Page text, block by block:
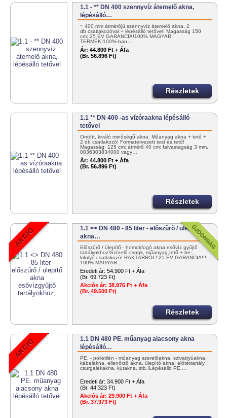
1.1 - ** DN 400 szennyvíz átemelő akna,
lépésálló…
~ 400 mm átmérőjű szennyvíz átemelő akna, 2
db csatlakozóval + lépésálló tetővel! Magasság 150
cm; 25 ÉV GARANCIA!100% MAGYAR
TERMÉK!100%-ban…
Ár: 44.800 Ft + Áfa
(Br. 56.896 Ft)
Részletek
1.1 ** DN 400 -as vízóraakna lépésálló
tetővel
Öntött, kiváló minőségű akna. Műanyag akna + tető +
2 db csatlakozó! Formatervezett test és tető!
Magasság: 125 cm; átmérő 40 cm; falvastagság 3 mm.
0036303834000 vagy…
Ár: 44.800 Ft + Áfa
(Br. 56.896 Ft)
Részletek
1.1 <> DN 480 - 85 liter - előszűrő / ülepítő
akna…
Előszűrő / ülepítő - homokfogó akna esővíz gyűjtő
tartályokhoz!Színelő csonk, műanyag tető + be-,
kifolyó csatlakozó! RAKTÁRRÓL! 25 ÉV GARANCIA!!!
100% MAGYAR…
Eredeti ár: 54.900 Ft + Áfa
(Br. 69.723 Ft)
Akciós ár: 38.976 Ft + Áfa
(Br. 49.500 Ft)
Részletek
1.1 DN 480 PE. műanyag alacsony akna
lépésálló…
PE. - polietilén - műanyag szerelőakna, szivattyúakna,
kábelakna, ellenőrző akna, ülepítő akna, előtéttartály,
csurgalékakna, kútakna, stb.!Lépésálló PE.…
Eredeti ár: 34.900 Ft + Áfa
(Br. 44.323 Ft)
Akciós ár: 29.900 Ft + Áfa
(Br. 37.973 Ft)